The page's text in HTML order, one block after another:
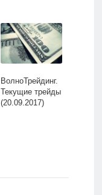
ВолноТрейдинг.
Текущие трейды
(20.09.2017)